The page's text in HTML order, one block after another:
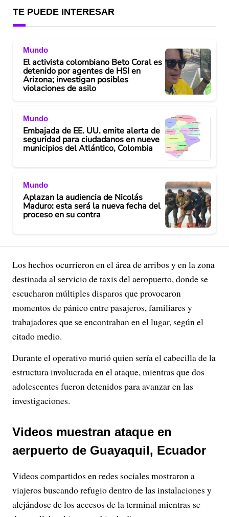
TE PUEDE INTERESAR
Mundo
El activista colombiano Beto Coral es
detenido por agentes de HSI en
Arizona; investigan posibles
violaciones de asilo
Mundo
Embajada de EE. UU. emite alerta de
seguridad para ciudadanos en nueve
municipios del Atlántico, Colombia
Mundo
Aplazan la audiencia de Nicolás
Maduro: esta será la nueva fecha del
proceso en su contra
Los hechos ocurrieron en el área de arribos y en la zona
destinada al servicio de taxis del aeropuerto, donde se
escucharon múltiples disparos que provocaron
momentos de pánico entre pasajeros, familiares y
trabajadores que se encontraban en el lugar, según el
citado medio.
Durante el operativo murió quien sería el cabecilla de la
estructura involucrada en el ataque, mientras que dos
adolescentes fueron detenidos para avanzar en las
investigaciones.
Videos muestran ataque en
aerpuerto de Guayaquil, Ecuador
Videos compartidos en redes sociales mostraron a
viajeros buscando refugio dentro de las instalaciones y
alejándose de los accesos de la terminal mientras se